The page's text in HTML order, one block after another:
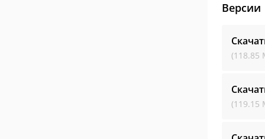
Версии
(118.85
(119.15